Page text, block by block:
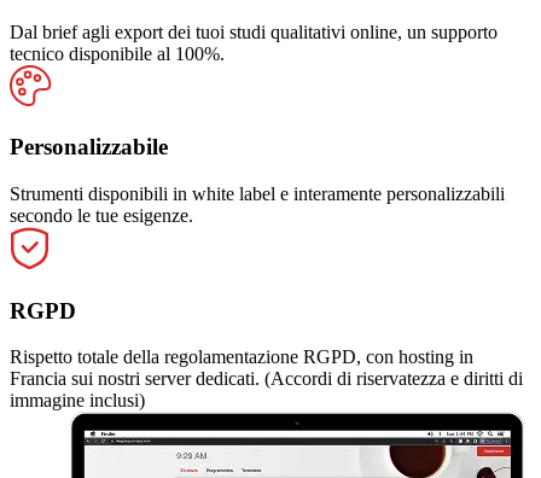
Dal brief agli export dei tuoi studi qualitativi online, un supporto
tecnico disponibile al 100%.
Personalizzabile
Strumenti disponibili in white label e interamente personalizzabili
secondo le tue esigenze.
RGPD
Rispetto totale della regolamentazione RGPD, con hosting in
Francia sui nostri server dedicati. (Accordi di riservatezza e diritti di
immagine inclusi)